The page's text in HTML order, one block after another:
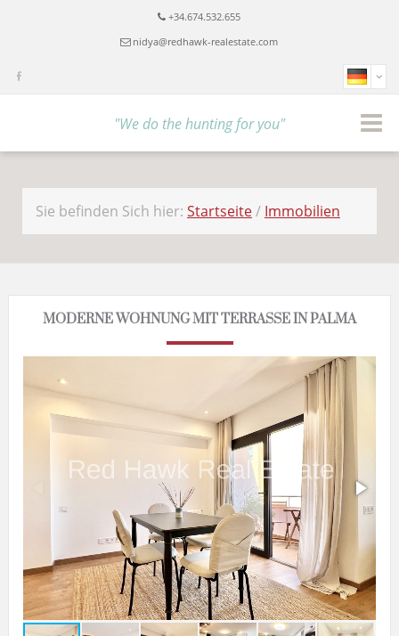
+34.674.532.655
nidya@redhawk-realestate.com
"We do the hunting for you"
Sie befinden Sich hier: Startseite/ Immobilien
MODERNE WOHNUNG MIT TERRASSE IN PALMA